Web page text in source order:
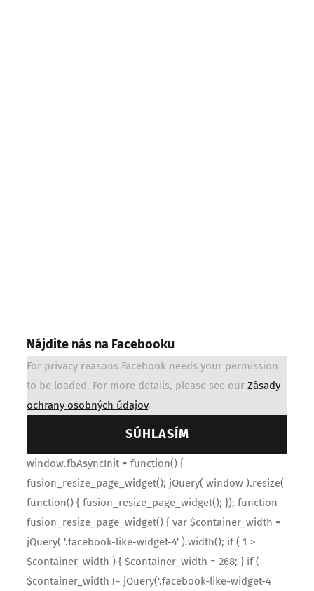
Nájdite nás na Facebooku
For privacy reasons Facebook needs your permission
to be loaded. For more details, please see our Zásady
ochrany osobných údajov.
SÚHLASÍM
window.fbAsyncInit = function() {
fusion_resize_page_widget(); jQuery( window ).resize(
function() { fusion_resize_page_widget(); }); function
fusion_resize_page_widget() { var $container_width =
jQuery( '.facebook-like-widget-4' ).width(); if ( 1 >
$container_width ) { $container_width = 268; } if (
$container_width != jQuery('.facebook-like-widget-4